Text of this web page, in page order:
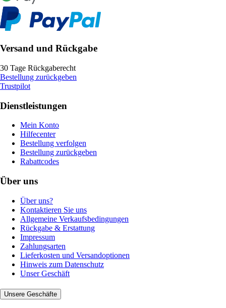
Versand und Rückgabe
30 Tage Rückgaberecht
Bestellung zurückgeben
Trustpilot
Dienstleistungen
Mein Konto
Hilfecenter
Bestellung verfolgen
Bestellung zurückgeben
Rabattcodes
Über uns
Über uns?
Kontaktieren Sie uns
Allgemeine Verkaufsbedingungen
Rückgabe & Erstattung
Impressum
Zahlungsarten
Lieferkosten und Versandoptionen
Hinweis zum Datenschutz
Unser Geschäft
Unsere Geschäfte